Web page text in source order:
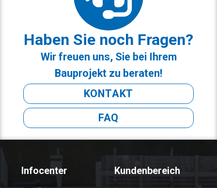
Haben Sie noch Fragen?
Wir freuen uns, Sie bei Ihrem
Bauprojekt zu beraten!
KONTAKT
FAQ
Infocenter Kundenbereich